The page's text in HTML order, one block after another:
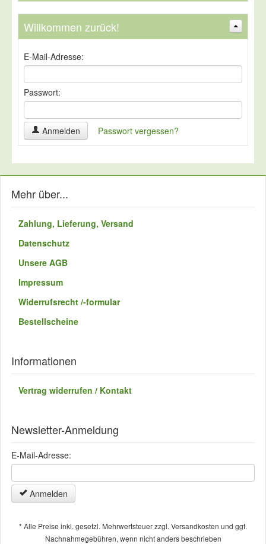
Suchen Erweiterte Suche »
Willkommen zurück!
E-Mail-Adresse:
Passwort:
Anmelden Passwort vergessen?
Mehr über...
Zahlung, Lieferung, Versand
Datenschutz
Unsere AGB
Impressum
Widerrufsrecht /-formular
Bestellscheine
Informationen
Vertrag widerrufen / Kontakt
Newsletter-Anmeldung
E-Mail-Adresse:
Anmelden
* Alle Preise inkl. gesetzl. Mehrwertsteuer zzgl. Versandkosten und ggf.
Nachnahmegebühren, wenn nicht anders beschrieben